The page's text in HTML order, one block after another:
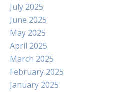
July 2025
June 2025
May 2025
April 2025
March 2025
February 2025
January 2025